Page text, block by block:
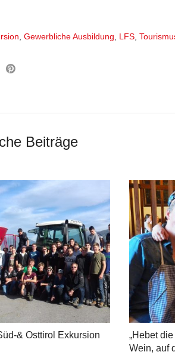
Gewerbliche Ausbildung LFS,
Beiträge
& Osttirol Exkursion
„Hebet
Wein, auf